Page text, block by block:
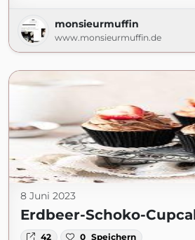
monsieurmuffin
www.monsieurmuffin.de
8 Juni 2023
Erdbeer-Schoko-
42 0 Speichern